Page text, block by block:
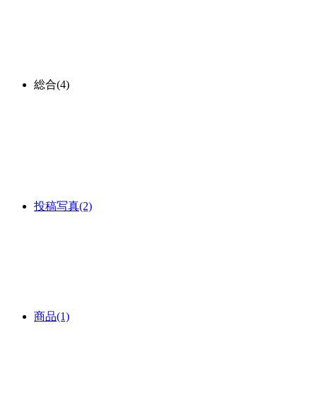
総合(4)
投稿写真(2)
商品(1)